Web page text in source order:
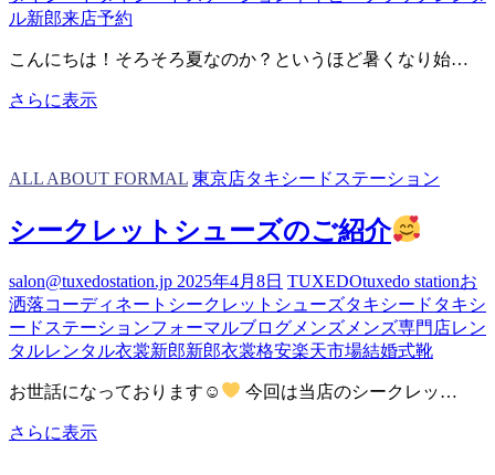
へ！
ル新郎来店予約
こんにちは！そろそろ夏なのか？というほど暑くなり始…
さらに表示新
以
外
パ
テ
ィ
ー
や
ロ
に
ALL ABOUT FORMAL 東京店タキシードステーション
シークレットシューズのご紹介
salon@tuxedostation.jp 2025年4月8日 TUXEDOtuxedo stationお
洒落コーディネート シークレットシューズタキシード タキシ
ードステーションフォーマルブログ メンズ メンズ専門店レン
タルレンタル衣裳新郎新郎衣裳格安楽天市場結婚式靴
お世話になっております☺ 今回は当店のシークレッ…
さらに表示シ